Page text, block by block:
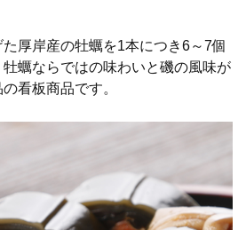
厚岸産の牡蠣を1本につき6～7個
蠣ならではの味わいと磯の風味が
看板商品です。